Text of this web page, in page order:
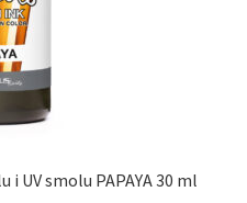
UV smolu PAPAYA 30 ml